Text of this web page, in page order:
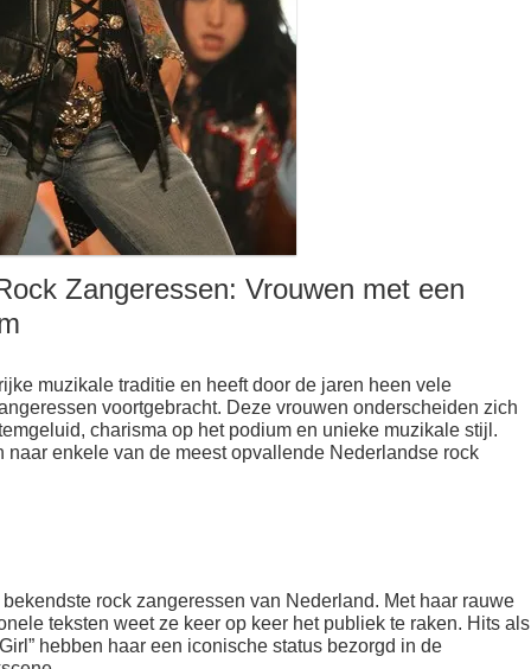
Zangeressen: Vrouwen met een
muzikale traditie en heeft door de jaren heen vele
voortgebracht. Deze vrouwen onderscheiden zich
charisma op het podium en unieke muzikale stijl.
naar enkele van de meest opvallende Nederlandse rock
rock zangeressen van Nederland. Met haar rauwe
teksten weet ze keer op keer het publiek te raken. Hits als
hebben haar een iconische status bezorgd in de